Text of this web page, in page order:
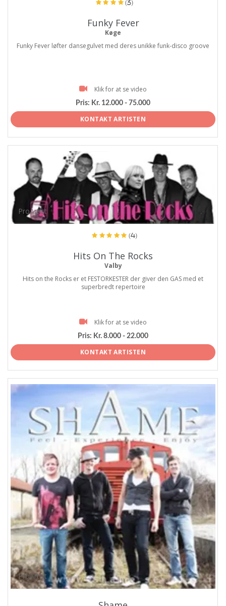
(3)
Funky Fever
Køge
Funky Fever løfter dansegulvet med deres unikke funk-disco groove
Klik for at se video
Pris: Kr. 12.000 - 75.000
KONTAKT ARTISTEN
ProArtist
(4)
Hits On The Rocks
Valby
Hits on the Rocks er et FESTORKESTER der giver den GAS med et
superbredt repertoire
Klik for at se video
Pris: Kr. 8.000 - 22.000
KONTAKT ARTISTEN
ProArtist